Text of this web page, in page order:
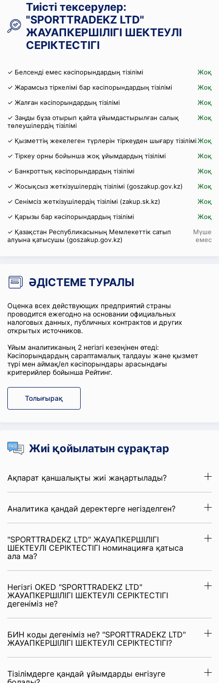
Тиісті тексерулер:
"SPORTTRADEKZ LTD"
ЖАУАПКЕРШІЛІГІ ШЕКТЕУЛІ
СЕРІКТЕСТІГІ
✓ Белсенді емес кәсіпорындардың тізілімі
Жоқ
✓ Жарамсыз тіркелімі бар кәсіпорындардың тізілімі
Жоқ
✓ Жалған кәсіпорындардың тізілімі
Жоқ
✓ Заңды бұза отырып қайта ұйымдастырылған салық
төлеушілердің тізілімі
Жоқ
✓ Қызметтің жекелеген түрлерін тіркеуден шығару тізіліміЖоқ
✓ Тіркеу орны бойынша жоқ ұйымдардың тізілімі
Жоқ
✓ Банкроттық кәсіпорындардың тізілімі
Жоқ
✓ Жосықсыз жеткізушілердің тізілімі (goszakup.gov.kz)
Жоқ
✓ Сенімсіз жеткізушілердің тізілімі (zakup.sk.kz)
Жоқ
✓ Қарызы бар кәсіпорындардың тізілімі
Жоқ
✓ Қазақстан Республикасының Мемлекеттік сатып
алуына қатысушы (goszakup.gov.kz)
Мүше
емес
ӘДІСТЕМЕ ТУРАЛЫ
Оценка всех действующих предприятий страны
проводится ежегодно на основании официальных
налоговых данных, публичных контрактов и других
открытых источников.
Ұйым аналитиканың 2 негізгі кезеңінен өтеді:
Кәсіпорындардың сараптамалық талдауы және қызмет
түрі мен аймақ/ел кәсіпорындары арасындағы
критерийлер бойынша Рейтинг.
Толығырақ
Жиі қойылатын сұрақтар
Ақпарат қаншалықты жиі жаңартылады?
Аналитика қандай деректерге негізделген?
"SPORTTRADEKZ LTD" ЖАУАПКЕРШІЛІГІ
ШЕКТЕУЛІ СЕРІКТЕСТІГІ номинацияға қатыса
ала ма?
Негізгі OKED "SPORTTRADEKZ LTD"
ЖАУАПКЕРШІЛІГІ ШЕКТЕУЛІ СЕРІКТЕСТІГІ
дегеніміз не?
БИН коды дегеніміз не? "SPORTTRADEKZ LTD"
ЖАУАПКЕРШІЛІГІ ШЕКТЕУЛІ СЕРІКТЕСТІГІ?
Тізілімдерге қандай ұйымдарды енгізуге